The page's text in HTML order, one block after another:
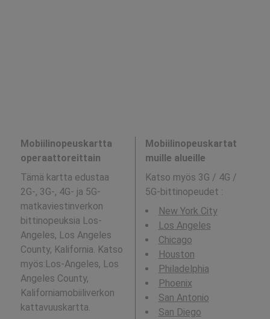
Mobiilinopeuskartta
operaattoreittain
Tämä kartta edustaa
2G-, 3G-, 4G- ja 5G-
matkaviestinverkon
bittinopeuksia Los-
Angeles, Los Angeles
County, Kalifornia. Katso
myös:Los-Angeles, Los
Angeles County,
Kaliforniamobiiliverkon
kattavuuskartta.
Mobiilinopeuskartat
muille alueille
Katso myös 3G / 4G /
5G-bittinopeudet :
New York City
Los Angeles
Chicago
Houston
Philadelphia
Phoenix
San Antonio
San Diego